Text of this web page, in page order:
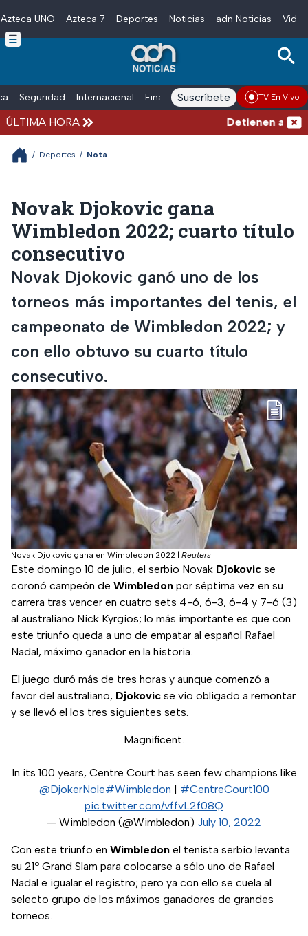
Skip to main content
Azteca UNO Azteca 7 Deportes Noticias adn Noticias
Seguridad Internacional Finanzas adn Noticias Radio
Suscríbete TV En Vivo
ÚLTIMA HORA Detienen al
/ Deportes / Nota
Novak Djokovic gana
Wimbledon 2022; cuarto título
consecutivo
Novak Djokovic ganó uno de los
torneos más importantes del tenis, el
campeonato de Wimbledon 2022; y
con ello obtuvo su cuarto título
consecutivo.
Novak Djokovic gana en Wimbledon 2022 Reuters
Este domingo 10 de julio, el serbio Novak Djokovic se
coronó campeón de Wimbledon por séptima vez en su
carrera tras vencer en cuatro sets 4-6, 6-3, 6-4 y 7-6 (3)
al australiano Nick Kyrgios; lo más importante es que con
este triunfo queda a uno de empatar al español Rafael
Nadal, máximo ganador en la historia.
El juego duró más de tres horas y aunque comenzó a
favor del australiano, Djokovic se vio obligado a remontar
y se llevó el los tres siguientes sets.
Magnificent.
In its 100 years, Centre Court has seen few champions like
@DjokerNole#Wimbledon | #CentreCourt100
pic.twitter.com/vffvL2f08Q
— Wimbledon (@Wimbledon) July 10, 2022
Con este triunfo en Wimbledon el tenista serbio levanta
su 21º Grand Slam para colocarse a sólo uno de Rafael
Nadal e igualar el registro; pero ya con ello se cuela al
selecto grupo de los máximos ganadores de grandes
torneos.